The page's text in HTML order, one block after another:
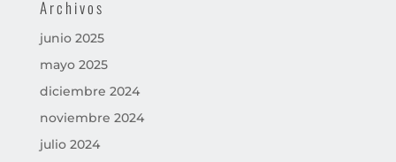
Archivos
junio 2025
mayo 2025
diciembre 2024
noviembre 2024
julio 2024